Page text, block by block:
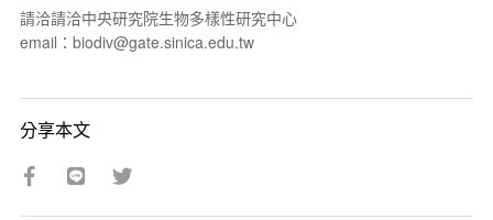
請洽請洽中央研究院生物多樣性研究中心
email：biodiv@gate.sinica.edu.tw
分享本文